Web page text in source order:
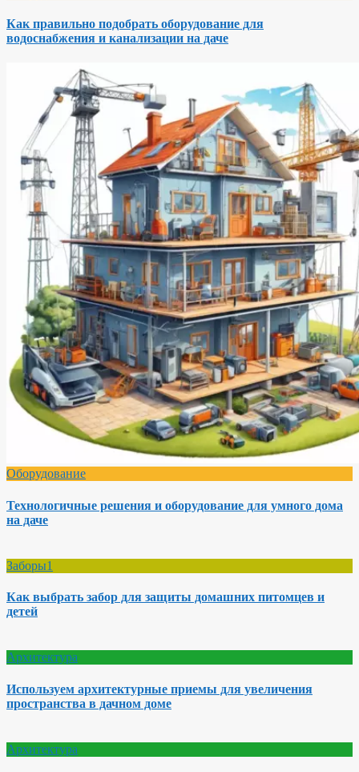
Как правильно подобрать оборудование для
водоснабжения и канализации на даче
Оборудование
Технологичные решения и оборудование для умного дома
на даче
Заборы1
Как выбрать забор для защиты домашних питомцев и
детей
Архитектура
Используем архитектурные приемы для увеличения
пространства в дачном доме
Архитектура